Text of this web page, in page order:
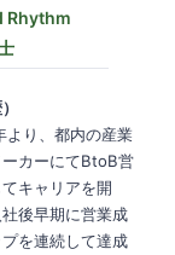
Rhythm
より、都内の産業
カーにてBtoB営
キャリアを開
後早期に営業成
を連続して達成